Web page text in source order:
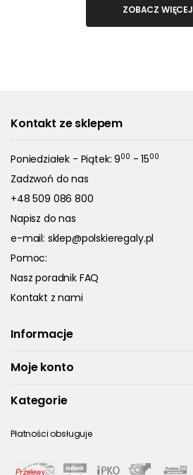
ZOBACZ WIĘCEJ
Kontakt ze sklepem
Poniedziałek - Piątek: 900 - 1500
Zadzwoń do nas
+48 509 086 800
Napisz do nas
e-mail: sklep@polskieregaly.pl
Pomoc:
Nasz poradnik FAQ
Kontakt z nami
Informacje
Moje konto
Kategorie
Płatności obsługuje